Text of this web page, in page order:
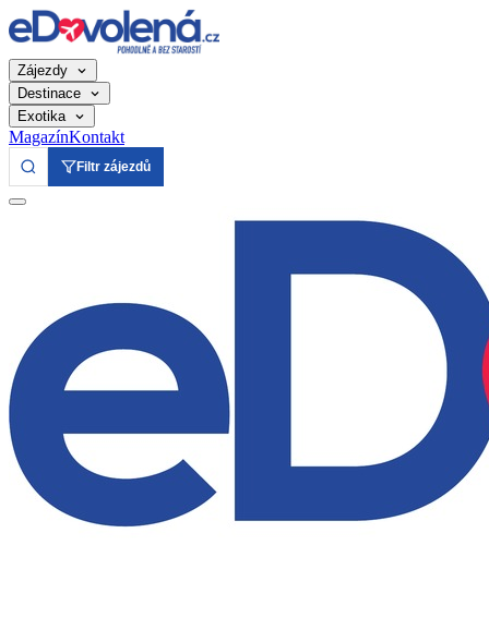
Zájezdy
Destinace
Exotika
MagazínKontakt
Filtr zájezdů